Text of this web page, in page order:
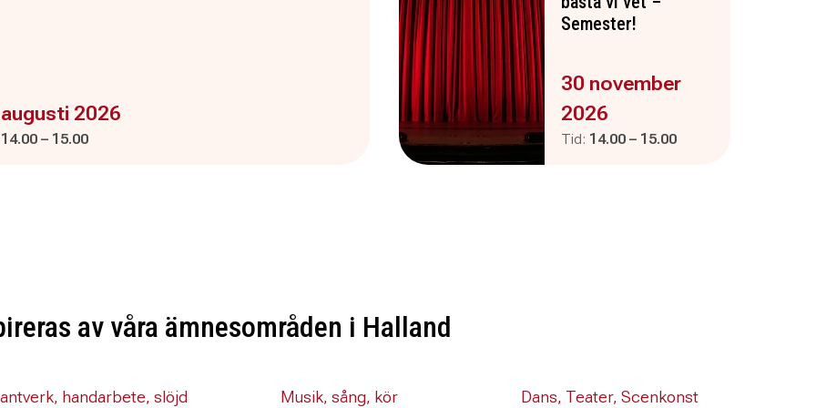
är :
2026
Pågår mellan
14.00 – och
15.00
Semester!
Evenemanget är :
30 november
2026
Tid: Pågår mellan
14.00– och
15.00
av våra ämnesområden i Halland
handarbete, slöjd Musik, sång, kör Dans, Teater, Scenkonst